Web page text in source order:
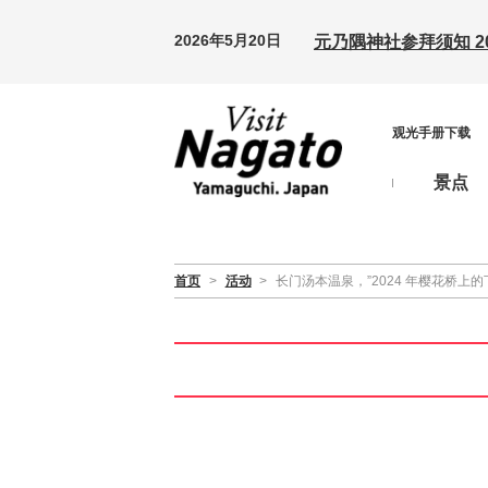
2026年5月20日 元乃隅神社参拜须知
观光手册下载
景点
首页 > 活动 > 长门汤本温泉，”2024 年樱花桥上的